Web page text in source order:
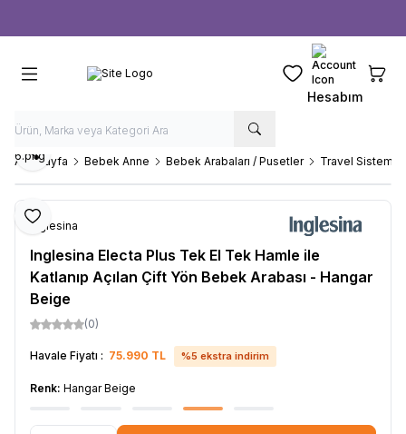
Favorilerim
Hesabım
Ana Sayfa Bebek Anne Bebek Arabaları / Pusetler Travel Sistem
Favoriye Ekle
Paylaş
Inglesina
Inglesina Electa Plus Tek El Tek Hamle ile
Katlanıp Açılan Çift Yön Bebek Arabası - Hangar
Beige
(0)
Havale Fiyatı : 75.990 TL %5 ekstra indirim
Renk: Hangar Beige